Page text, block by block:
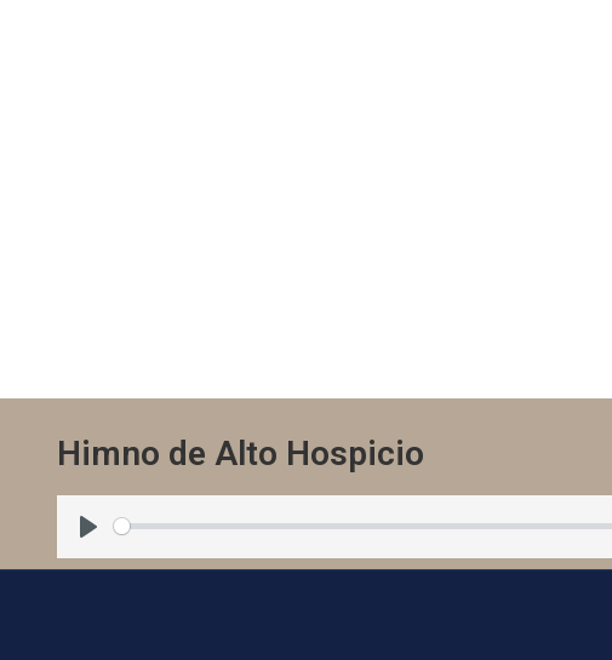
Himno de Alto Hospicio
Play